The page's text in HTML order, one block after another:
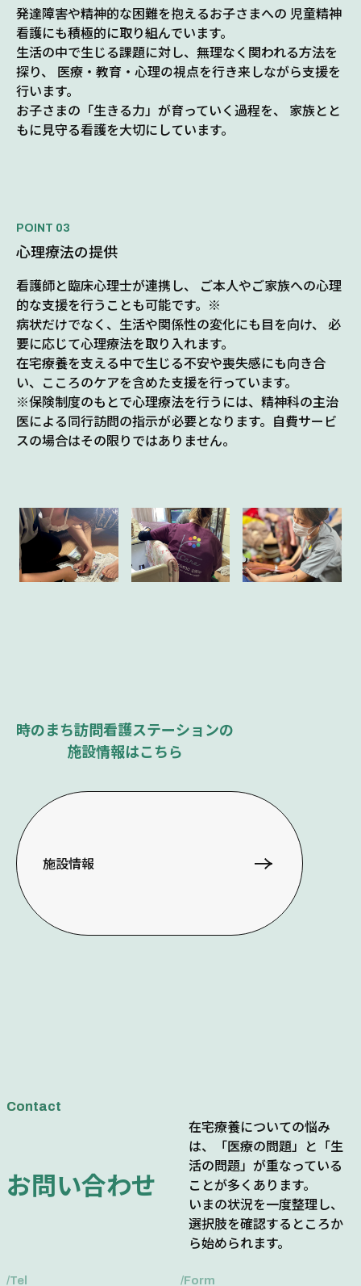
発達障害や精神的な困難を抱えるお子さまへの 児童精神
看護にも積極的に取り組んでいます。
生活の中で生じる課題に対し、無理なく関われる方法を
探り、 医療・教育・心理の視点を行き来しながら支援を
行います。
お子さまの「生きる力」が育っていく過程を、 家族とと
もに見守る看護を大切にしています。
心理療法の提供
看護師と臨床心理士が連携し、 ご本人やご家族への心理
的な支援を行うことも可能です。※
病状だけでなく、生活や関係性の変化にも目を向け、 必
要に応じて心理療法を取り入れます。
在宅療養を支える中で生じる不安や喪失感にも向き合
い、こころのケアを含めた支援を行っています。
※保険制度のもとで心理療法を行うには、精神科の主治
医による同行訪問の指示が必要となります。自費サービ
スの場合はその限りではありません。
時のまち訪問看護ステーションの
施設情報はこちら
施設情報
Contact
お問い合わせ
在宅療養についての悩み
は、「医療の問題」と「生
活の問題」が重なっている
ことが多くあります。
いまの状況を一度整理し、
選択肢を確認するところか
ら始められます。
/Tel /Form